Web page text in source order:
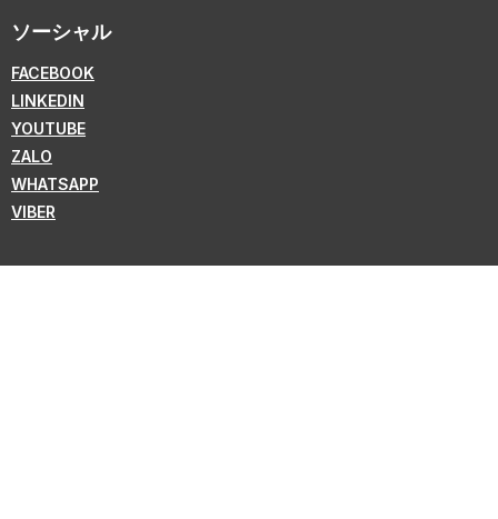
ソーシャル
FACEBOOK
LINKEDIN
YOUTUBE
ZALO
WHATSAPP
VIBER